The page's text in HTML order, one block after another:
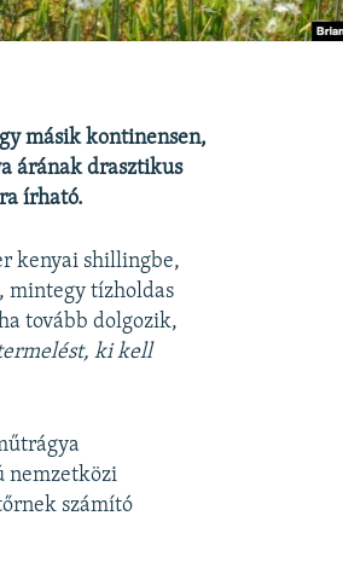
másik kontinensen,
árának drasztikus
írható.
kenyai shillingbe,
mintegy tízholdas
tovább dolgozik,
ki kell
nemzetközi
számító